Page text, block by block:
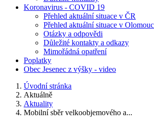
Koronavirus - COVID 19
Přehled aktuální situace v ČR
Přehled aktuální situace v
Otázky a odpovědi
Důležité kontakty a odkazy
Mimořádná opatření
Poplatky
Obec Jesenec z výšky - video
Úvodní stránka
Aktuálně
Aktuality
Mobilní sběr velkoobjemového a...